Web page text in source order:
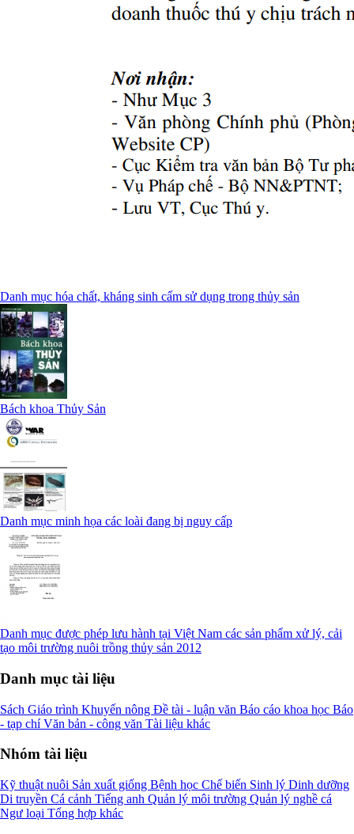
Danh mục hóa chất, kháng sinh cấm sử dụng trong thủy sản
Bách khoa Thủy Sản
Danh mục minh họa các loài đang bị nguy cấp
Danh mục được phép lưu hành tại Việt Nam các sản phẩm xử lý, cải
tạo môi trường nuôi trồng thủy sản 2012
Danh mục tài liệu
Sách Giáo trình Khuyến nông Đề tài - luận văn Báo cáo khoa học Báo
- tạp chíVăn bản - công văn Tài liệu khác
Nhóm tài liệu
Kỹ thuật nuôi Sản xuất giống Bệnh học Chế biến Sinh lý Dinh dưỡng
Di truyền Cá cảnh Tiếng anh Quản lý môi trường Quản lý nghề cá
Ngư loại Tổng hợp khác